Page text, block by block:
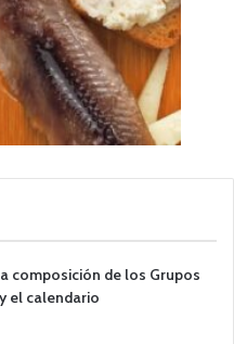
composición de los Grupos
el calendario